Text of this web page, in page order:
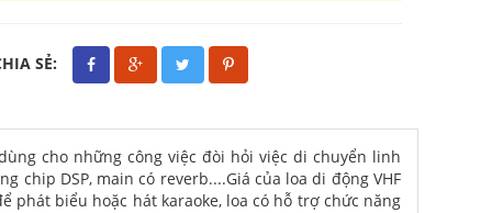
SẺ:
cho những công việc đòi hỏi việc di chuyển linh
chip DSP, main có reverb....Giá của loa di động VHF
phát biểu hoặc hát karaoke, loa có hỗ trợ chức năng